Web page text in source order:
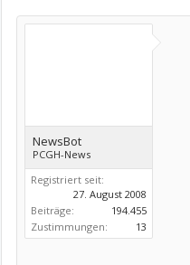
NewsBot
PCGH-News
Registriert seit:
27. August 2008
Beiträge:
194.455
Zustimmungen:
13